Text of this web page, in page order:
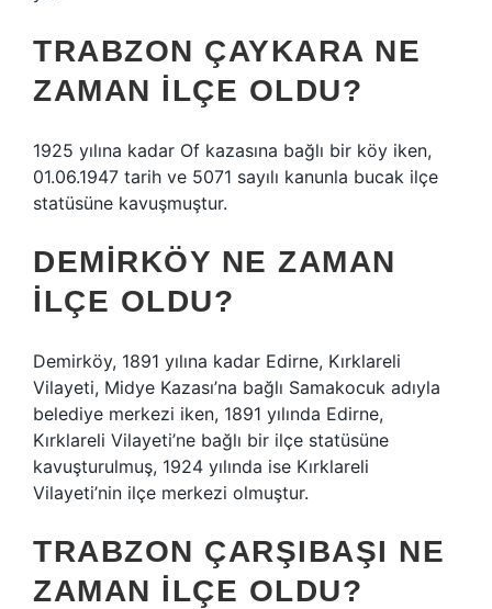
TRABZON ÇAYKARA NE
ZAMAN ILÇE OLDU?
1925 yılına kadar Of kazasına bağlı bir köy iken,
01.06.1947 tarih ve 5071 sayılı kanunla bucak ilçe
statüsüne kavuşmuştur.
DEMIRKÖY NE ZAMAN
ILÇE OLDU?
Demirköy, 1891 yılına kadar Edirne, Kırklareli
Vilayeti, Midye Kazası’na bağlı Samakocuk adıyla
belediye merkezi iken, 1891 yılında Edirne,
Kırklareli Vilayeti’ne bağlı bir ilçe statüsüne
kavuşturulmuş, 1924 yılında ise Kırklareli
Vilayeti’nin ilçe merkezi olmuştur.
TRABZON ÇARŞIBAŞI NE
ZAMAN ILÇE OLDU?